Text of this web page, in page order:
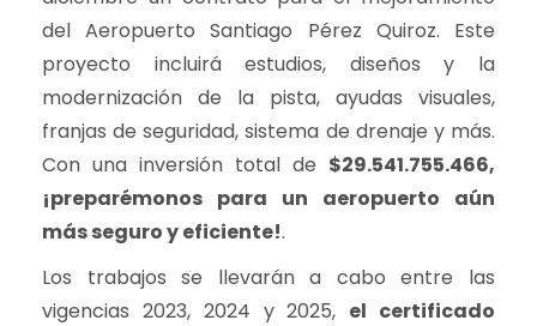
del Aeropuerto Santiago Pérez Quiroz. Este
proyecto incluirá estudios, diseños y la
modernización de la pista, ayudas visuales,
franjas de seguridad, sistema de drenaje y más.
Con una inversión total de $29.541.755.466,
¡preparémonos para un aeropuerto aún
más seguro y eficiente!.
Los trabajos se llevarán a cabo entre las
vigencias 2023, 2024 y 2025, el certificado